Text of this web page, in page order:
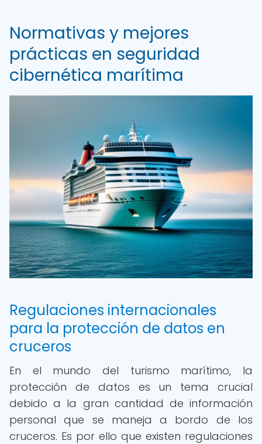
Normativas y mejores
prácticas en seguridad
cibernética marítima
Regulaciones internacionales
para la protección de datos en
cruceros
En el mundo del turismo marítimo, la
protección de datos es un tema crucial
debido a la gran cantidad de información
personal que se maneja a bordo de los
cruceros. Es por ello que existen regulaciones